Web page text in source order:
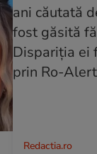
Redactia.ro